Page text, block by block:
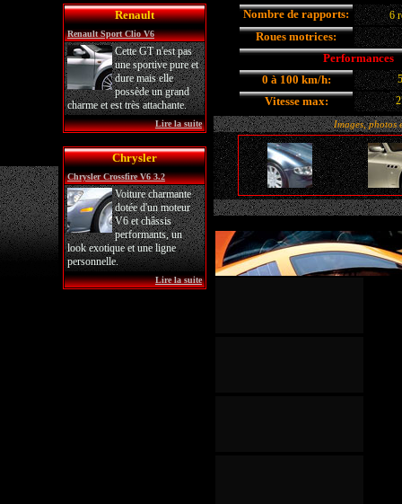
Renault
Renault Sport Clio V6
Cette GT n'est pas
une sportive pure et
dure mais elle
possède un grand
charme et est très attachante.
Lire la suite
Chrysler
Chrysler Crossfire V6 3.2
Voiture charmante
dotée d'un moteur
V6 et châssis
performants, un
look exotique et une ligne
personnelle.
Lire la suite
Nombre de rapports:
6
Roues motrices:
Performances
0 à 100 km/h:
Vitesse max:
Images, photos